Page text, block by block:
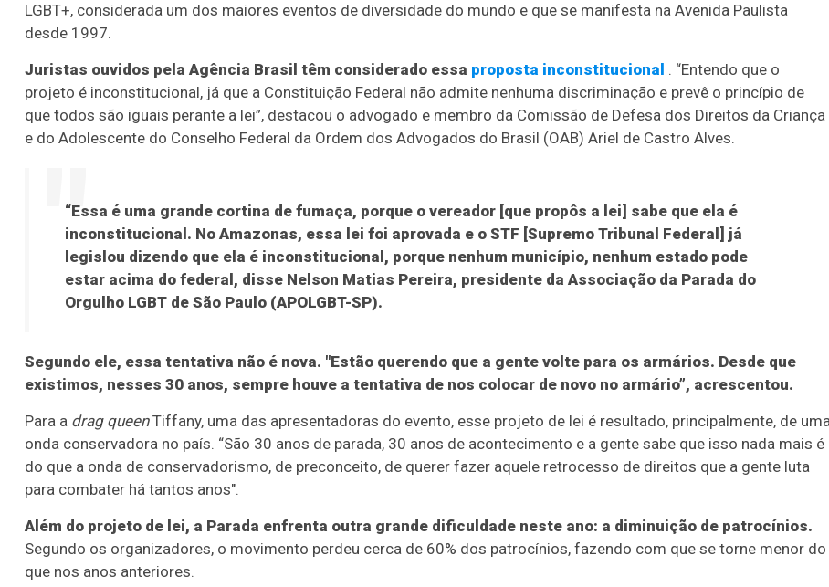
LGBT+, considerada um dos maiores eventos de diversidade do mundo e que se manifesta na Avenida Paulista
desde 1997.
Juristas ouvidos pela Agência Brasil têm considerado essa proposta inconstitucional . “Entendo que o
projeto é inconstitucional, já que a Constituição Federal não admite nenhuma discriminação e prevê o princípio de
que todos são iguais perante a lei”, destacou o advogado e membro da Comissão de Defesa dos Direitos da Criança
e do Adolescente do Conselho Federal da Ordem dos Advogados do Brasil (OAB) Ariel de Castro Alves.
“Essa é uma grande cortina de fumaça, porque o vereador [que propôs a lei] sabe que ela é
inconstitucional. No Amazonas, essa lei foi aprovada e o STF [Supremo Tribunal Federal] já
legislou dizendo que ela é inconstitucional, porque nenhum município, nenhum estado pode
estar acima do federal, disse Nelson Matias Pereira, presidente da Associação da Parada do
Orgulho LGBT de São Paulo (APOLGBT-SP).
Segundo ele, essa tentativa não é nova. "Estão querendo que a gente volte para os armários. Desde que
existimos, nesses 30 anos, sempre houve a tentativa de nos colocar de novo no armário”, acrescentou.
Para a drag queenTiffany, uma das apresentadoras do evento, esse projeto de lei é resultado, principalmente, de
onda conservadora no país. “São 30 anos de parada, 30 anos de acontecimento e a gente sabe que isso nada mais é
do que a onda de conservadorismo, de preconceito, de querer fazer aquele retrocesso de direitos que a gente luta
para combater há tantos anos".
Além do projeto de lei, a Parada enfrenta outra grande dificuldade neste ano: a diminuição de patrocínios.
Segundo os organizadores, o movimento perdeu cerca de 60% dos patrocínios, fazendo com que se torne menor do
que nos anos anteriores.